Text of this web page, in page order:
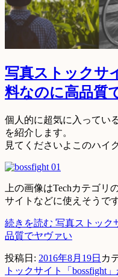
写真ストックサ
料なのに高品質
個人的に超気に入ってい
を紹介します。
見てくださいよこのハイ
上の画像はTechカテゴ
サイトなどに使えそうで
続きを読む 写真ストック
品質でヤヴァい
投稿日: 2016年8月19日 カ
トックサイト「bossfight